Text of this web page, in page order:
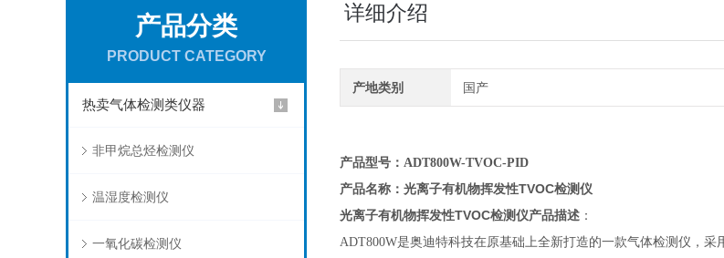
产品分类
PRODUCT CATEGORY
热卖气体检测类仪器
非甲烷总烃检测仪
温湿度检测仪
一氧化碳检测仪
详细介绍
产地类别 国产
产品型号：ADT800W-TVOC-PID
产品名称： 光离子有机物挥发性TVOC检测仪
光离子有机物挥发性TVOC检测仪产品描述 ：
ADT800W是奥迪特科技在原基础上全新打造的一款气体检测仪，